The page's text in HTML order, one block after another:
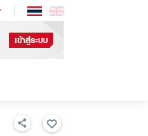
เข้าสู่ระบบ